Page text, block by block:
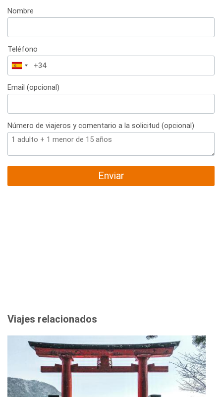
Nombre
Teléfono
España
+34
Email (opcional)
Número de viajeros y comentario a la solicitud (opcional)
Enviar
Viajes relacionados